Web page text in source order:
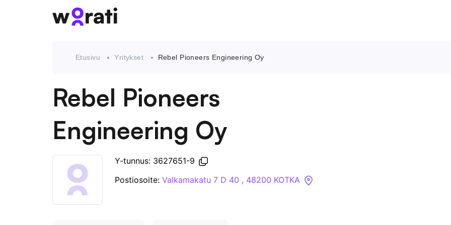
Etusivu Yritykset Rebel Pioneers Engineering Oy
Rebel Pioneers
Engineering Oy
Y-tunnus: 3627651-9
Postiosoite: Valkamakatu 7 D 40 , 48200 KOTKA